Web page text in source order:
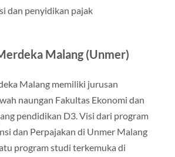
dan penyidikan pajak
Malang (Unmer)
Malang memiliki jurusan
naungan Fakultas Ekonomi dan
pendidikan D3. Visi dari program
dan Perpajakan di Unmer Malang
program studi terkemuka di